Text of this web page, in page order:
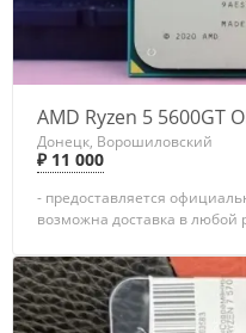
AMD Ryzen 5 5600GT
Донецк, Ворошиловский
₽ 11 000
- предоставляется
возможна доставка в любой